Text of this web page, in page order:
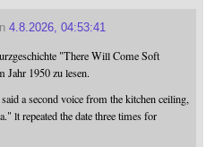
4.8.2026, 04:53:41
"There Will Come Soft
Jahr 1950 zu lesen.
a second voice from the kitchen ceiling,
lt repeated the date three times for